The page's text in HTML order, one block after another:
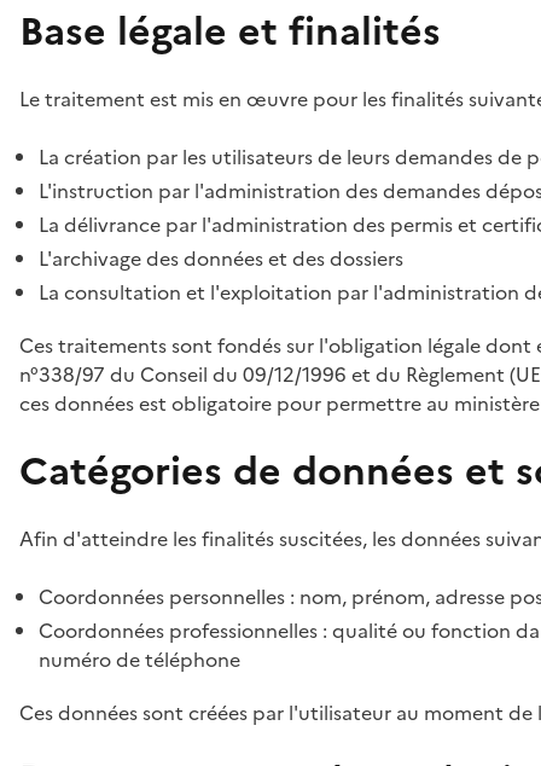
Base légale et finalités
Le traitement est mis en œuvre pour les finalités
La création par les utilisateurs de leurs demandes
L'instruction par l'administration des demandes
La délivrance par l'administration des permis et
L'archivage des données et des dossiers
La consultation et l'exploitation par l'administration
Ces traitements sont fondés sur l'obligation légale
n°338/97 du Conseil du 09/12/1996 et du Règlement
ces données est obligatoire pour permettre au
Catégories de données et
Afin d'atteindre les finalités suscitées, les données
Coordonnées personnelles : nom, prénom, adresse
Coordonnées professionnelles : qualité ou fonction
numéro de téléphone
Ces données sont créées par l'utilisateur au moment